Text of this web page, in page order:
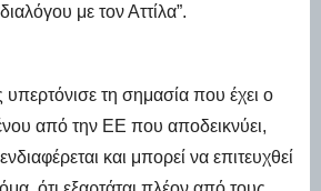
με τον Αττίλα”.
τη σημασία που έχει ο
από την ΕΕ που αποδεικνύει,
και μπορεί να επιτευχθεί